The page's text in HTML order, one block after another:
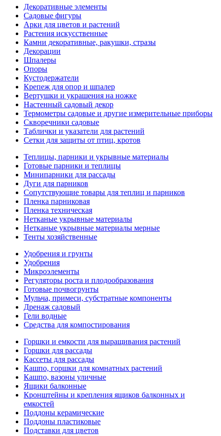
Декоративные элементы
Садовые фигуры
Арки для цветов и растений
Растения искусственные
Камни декоративные, ракушки, стразы
Декорации
Шпалеры
Опоры
Кустодержатели
Крепеж для опор и шпалер
Вертушки и украшения на ножке
Настенный садовый декор
Термометры садовые и другие измерительные приборы
Скворечники садовые
Таблички и указатели для растений
Сетки для защиты от птиц, кротов
Теплицы, парники и укрывные материалы
Готовые парники и теплицы
Минипарники для рассады
Дуги для парников
Сопутствующие товары для теплиц и парников
Пленка парниковая
Пленка техническая
Нетканые укрывные материалы
Нетканые укрывные материалы мерные
Тенты хозяйственные
Удобрения и грунты
Удобрения
Микроэлементы
Регуляторы роста и плодообразования
Готовые почвогрунты
Мульча, примеси, субстратные компоненты
Дренаж садовый
Гели водные
Средства для компостирования
Горшки и емкости для выращивания растений
Горшки для рассады
Кассеты для рассады
Кашпо, горшки для комнатных растений
Кашпо, вазоны уличные
Ящики балконные
Кронштейны и крепления ящиков балконных и
емкостей
Поддоны керамические
Поддоны пластиковые
Подставки для цветов